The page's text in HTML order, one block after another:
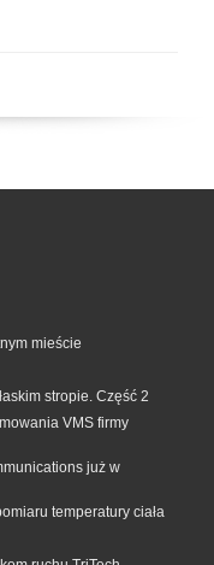
mieście
stropie. Część 2
VMS firmy
już w
temperatury ciała